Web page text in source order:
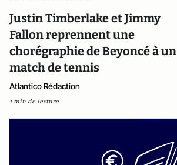
Justin Timberlake et Jimmy
Fallon reprennent une
chorégraphie de Beyoncé à un
match de tennis
Atlantico Rédaction
1 min de lecture